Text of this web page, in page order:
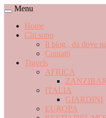
Menu
Home
Chi sono
Il blog , da dove
Contatti
Travels
AFRICA
ZANZIBAR
ITALIA
GIARDINI
EUROPA